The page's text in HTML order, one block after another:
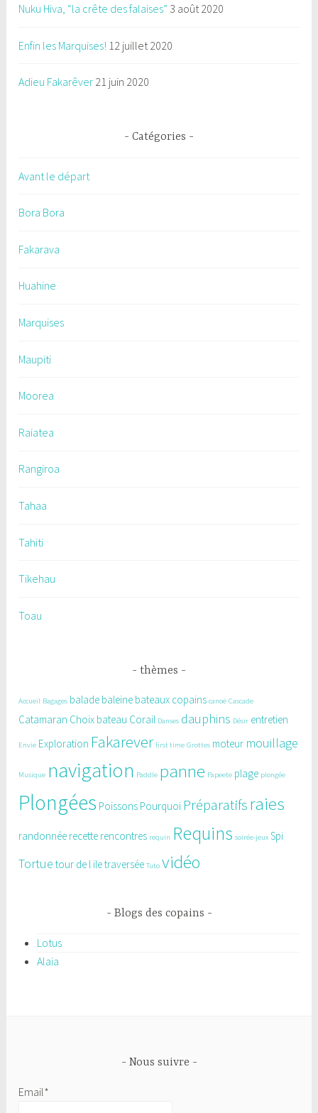
Nuku Hiva, “la crête des falaises” 3 août 2020
Enfin les Marquises! 12 juillet 2020
Adieu Fakarêver 21 juin 2020
Catégories
Avant le départ
Bora Bora
Fakarava
Huahine
Marquises
Maupiti
Moorea
Raiatea
Rangiroa
Tahaa
Tahiti
Tikehau
Toau
thèmes
Accueil Bagages balade baleine bateaux copains canoë Cascade
Catamaran Choix bateau Corail Danses dauphins Désir entretien
Envie Exploration Fakarever first time Grottes moteur mouillage
Musique navigation Paddle panne Papeete plage plongée
Plongées Poissons Pourquoi Préparatifsraies
randonnée recette rencontres requin Requins soirée-jeux Spi
Tortue tour de l iletraversée Tuto vidéo
Blogs des copains
Lotus
Alaia
Nous suivre
Email*